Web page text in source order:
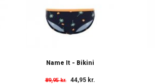
Name It - Bikini
89,95 kr. 44,95 kr.